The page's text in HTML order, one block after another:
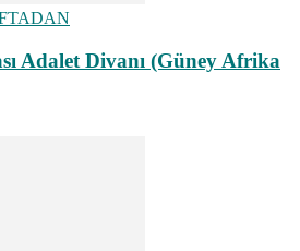
Adalet Divanı (Güney Afrika